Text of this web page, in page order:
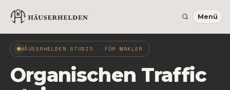
HÄUSERHELDEN STUDIO · FÜR MAKLER
Organischen Traffic